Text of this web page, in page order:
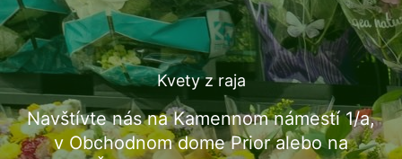
Kvety z raja
Navštívte nás na Kamennom námestí 1/a,
v Obchodnom dome Prior alebo na